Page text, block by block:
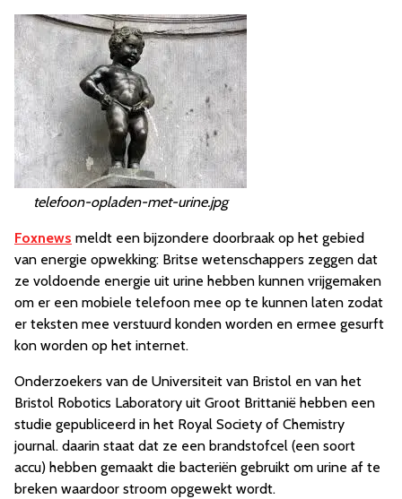
telefoon-opladen-met-urine.jpg
Foxnews meldt een bijzondere doorbraak op het gebied
van energie opwekking: Britse wetenschappers zeggen dat
ze voldoende energie uit urine hebben kunnen vrijgemaken
om er een mobiele telefoon mee op te kunnen laten zodat
er teksten mee verstuurd konden worden en ermee gesurft
kon worden op het internet.
Onderzoekers van de Universiteit van Bristol en van het
Bristol Robotics Laboratory uit Groot Brittanië hebben een
studie gepubliceerd in het Royal Society of Chemistry
journal. daarin staat dat ze een brandstofcel (een soort
accu) hebben gemaakt die bacteriën gebruikt om urine af te
breken waardoor stroom opgewekt wordt.